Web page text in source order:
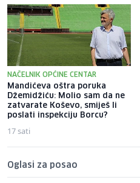
NAČELNIK OPĆINE CENTAR
Mandićeva oštra poruka
Džemidžiću: Molio sam da ne
zatvarate Koševo, smiješ li
poslati inspekciju Borcu?
17 sati
Oglasi za posao